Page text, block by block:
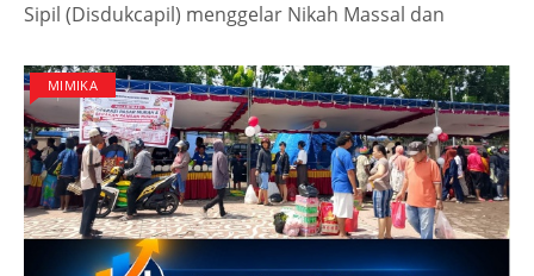
Sipil (Disdukcapil) menggelar Nikah Massal dan
MIMIKA